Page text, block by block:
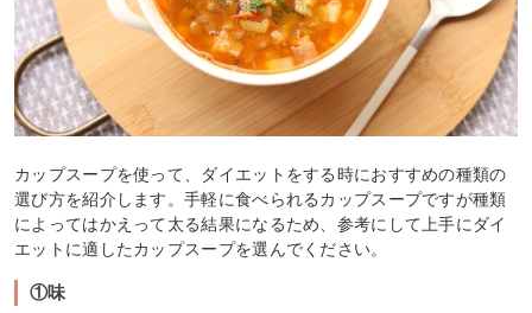
カップスープを使って、ダイエットをする時におすすめの種類の
選び方を紹介します。手軽に食べられるカップスープですが種類
によってはかえって太る結果になるため、参考にして上手にダイ
エットに適したカップスープを選んでください。
①味